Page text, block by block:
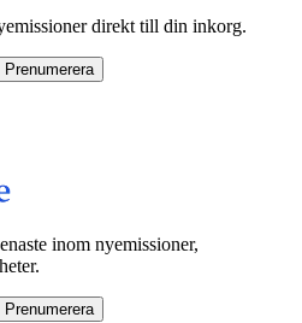
direkt till din inkorg.
Prenumerera
inom nyemissioner,
Prenumerera